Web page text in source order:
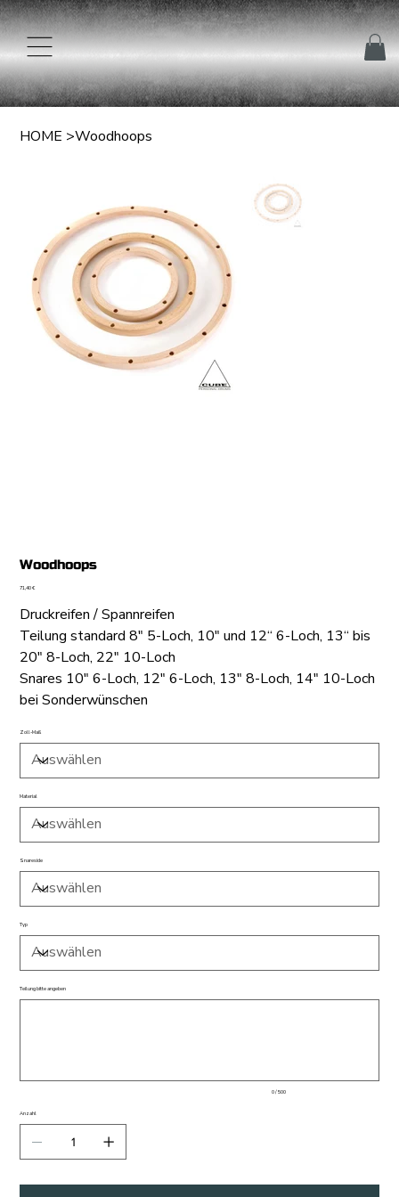
HOME >Woodhoops
Woodhoops
Preis
71,40 €
Druckreifen / Spannreifen
Teilung standard 8" 5-Loch, 10" und 12“ 6-Loch, 13“ bis
20" 8-Loch, 22" 10-Loch
Snares 10" 6-Loch, 12" 6-Loch, 13" 8-Loch, 14" 10-Loch
bei Sonderwünschen
Zoll-Maß
Material
Snareside
Typ
Teilung bitte angeben
0 / 500
Anzahl